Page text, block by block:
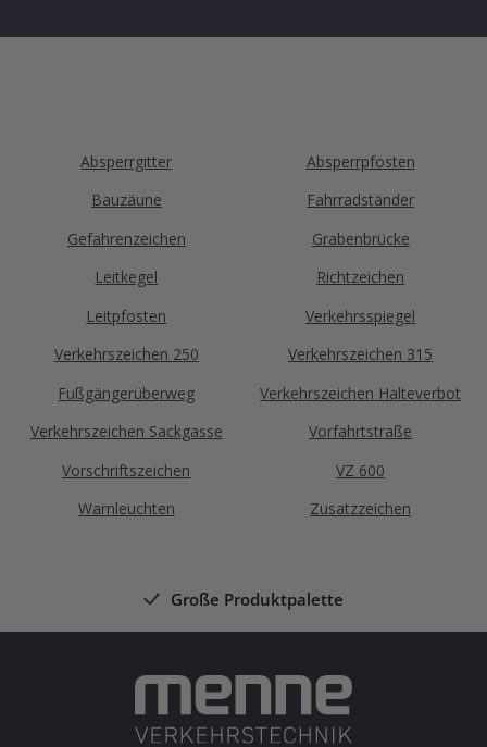
Absperrgitter
Absperrpfosten
Bauzäune
Fahrradständer
Gefahrenzeichen
Grabenbrücke
Leitkegel
Richtzeichen
Leitpfosten
Verkehrsspiegel
Verkehrszeichen 250
Verkehrszeichen 315
Fußgängerüberweg
Verkehrszeichen Halteverbot
Verkehrszeichen Sackgasse
Vorfahrtstraße
Vorschriftszeichen
VZ 600
Warnleuchten
Zusatzzeichen
Große Produktpalette